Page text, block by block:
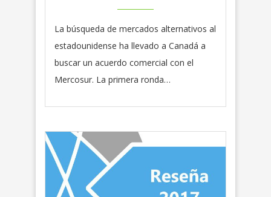
La búsqueda de mercados alternativos al
estadounidense ha llevado a Canadá a
buscar un acuerdo comercial con el
Mercosur. La primera ronda…